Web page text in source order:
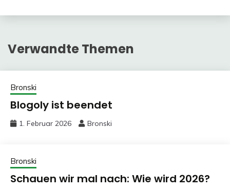
Verwandte Themen
Bronski
Blogoly ist beendet
1. Februar 2026 Bronski
Bronski
Schauen wir mal nach: Wie wird 2026?